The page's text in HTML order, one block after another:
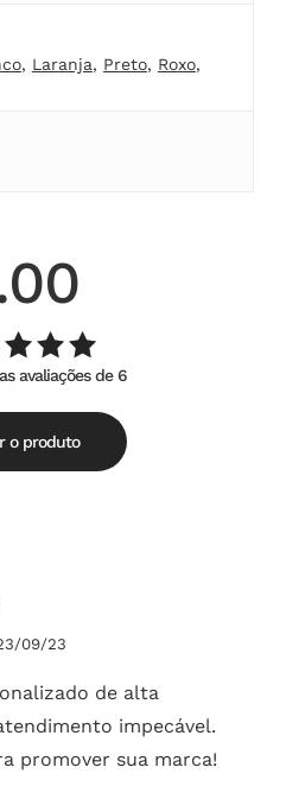
, Laranja, Preto, Roxo,
de
5
avaliações de 6
o produto
09/23
de alta
impecável.
promover sua marca!